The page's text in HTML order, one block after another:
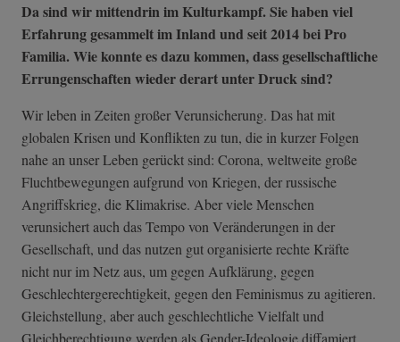
Da sind wir mittendrin im Kulturkampf. Sie haben viel
Erfahrung gesammelt im Inland und seit 2014 bei Pro
Familia. Wie konnte es dazu kommen, dass gesellschaftliche
Errungenschaften wieder derart unter Druck sind?
Wir leben in Zeiten großer Verunsicherung. Das hat mit
globalen Krisen und Konflikten zu tun, die in kurzer Folgen
nahe an unser Leben gerückt sind: Corona, weltweite große
Fluchtbewegungen aufgrund von Kriegen, der russische
Angriffskrieg, die Klimakrise. Aber viele Menschen
verunsichert auch das Tempo von Veränderungen in der
Gesellschaft, und das nutzen gut organisierte rechte Kräfte
nicht nur im Netz aus, um gegen Aufklärung, gegen
Geschlechtergerechtigkeit, gegen den Feminismus zu agitieren.
Gleichstellung, aber auch geschlechtliche Vielfalt und